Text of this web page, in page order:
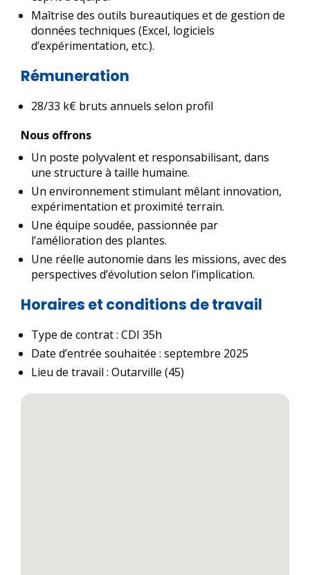
Maîtrise des outils bureautiques et de gestion de
données techniques (Excel, logiciels
d’expérimentation, etc.).
Rémuneration
28/33 k€ bruts annuels selon profil
Nous offrons
Un poste polyvalent et responsabilisant, dans
une structure à taille humaine.
Un environnement stimulant mêlant innovation,
expérimentation et proximité terrain.
Une équipe soudée, passionnée par
l’amélioration des plantes.
Une réelle autonomie dans les missions, avec des
perspectives d’évolution selon l’implication.
Horaires et conditions de travail
Type de contrat : CDI 35h
Date d’entrée souhaitée : septembre 2025
Lieu de travail : Outarville (45)